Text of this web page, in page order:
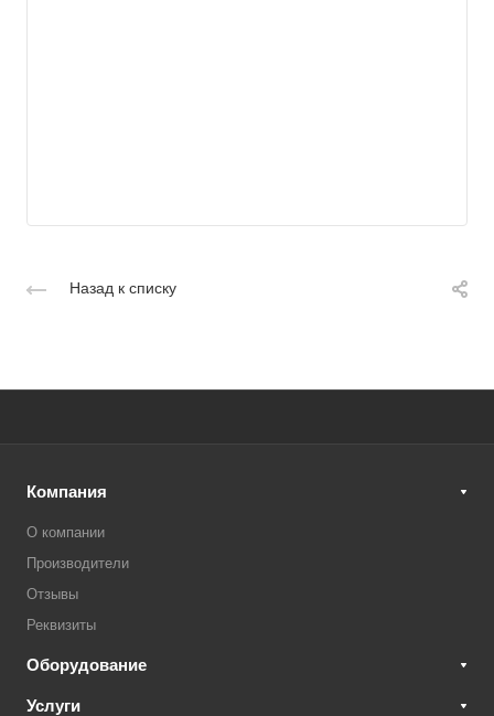
Назад к списку
Компания
О компании
Производители
Отзывы
Реквизиты
Оборудование
Услуги